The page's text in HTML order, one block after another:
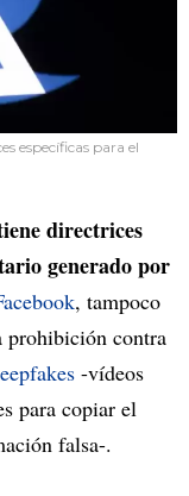
específicas para el
directrices
generado por
, tampoco
prohibición contra
-vídeos
para copiar el
falsa-.